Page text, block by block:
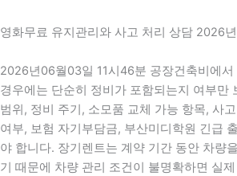
영화무료 유지관리와 사고 처리 상담 2026
2026년06월03일 11시46분 공장건축비에
경우에는 단순히 정비가 포함되는지 여부만
범위, 정비 주기, 소모품 교체 가능 항목, 사
여부, 보험 자기부담금, 부산미디학원 긴급
야 합니다. 장기렌트는 계약 기간 동안 차량
기 때문에 차량 관리 조건이 불명확하면 실